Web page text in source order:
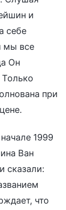
и
себе
мы все
Он
Только
при
1999
Ван
сказали:
что